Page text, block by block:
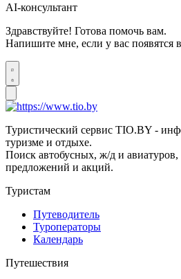
AI-консультант
Здравствуйте! Готова помочь вам.
Напишите мне, если у вас появятся
Туристический сервис TIO.BY -
туризме и отдыхе.
Поиск автобусных, ж/д и
предложений и акций.
Туристам
Путеводитель
Туроператоры
Календарь
Путешествия